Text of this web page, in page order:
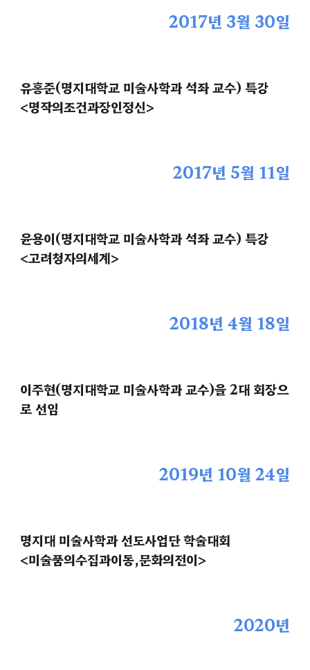
2017년 3월 30일
유홍준(명지대학교 미술사학과 석좌 교수) 특강
<명작의조건과장인정신>
2017년 5월 11일
윤용이(명지대학교 미술사학과 석좌 교수) 특강
<고려청자의세계>
2018년 4월 18일
이주현(명지대학교 미술사학과 교수)을 2대 회장으
로 선임
2019년 10월 24일
명지대 미술사학과 선도사업단 학술대회
<미술품의수집과이동,문화의전이>
2020년